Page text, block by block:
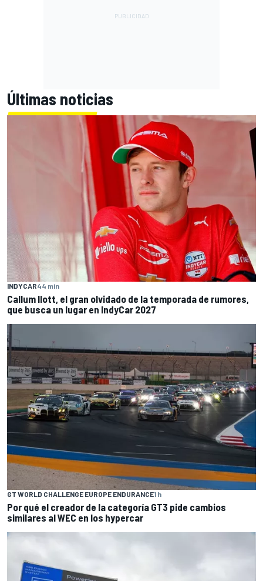
Últimas noticias
INDYCAR44 min
Callum Ilott, el gran olvidado de la temporada de rumores,
que busca un lugar en IndyCar 2027
GT WORLD CHALLENGE EUROPE ENDURANCE1 h
Por qué el creador de la categoría GT3 pide cambios
similares al WEC en los hypercar